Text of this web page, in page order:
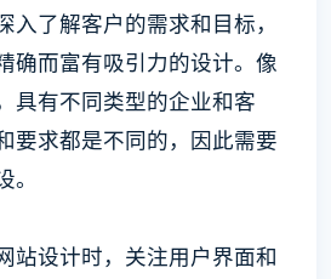
入了解客户的需求和目标，
确而富有吸引力的设计。像
具有不同类型的企业和客
要求都是不同的，因此需要
站设计时，关注用户界面和